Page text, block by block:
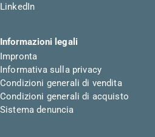
LinkedIn
Informazioni legali
Impronta
Informativa sulla privacy
Condizioni generali di vendita
Condizioni generali di acquisto
Sistema denuncia